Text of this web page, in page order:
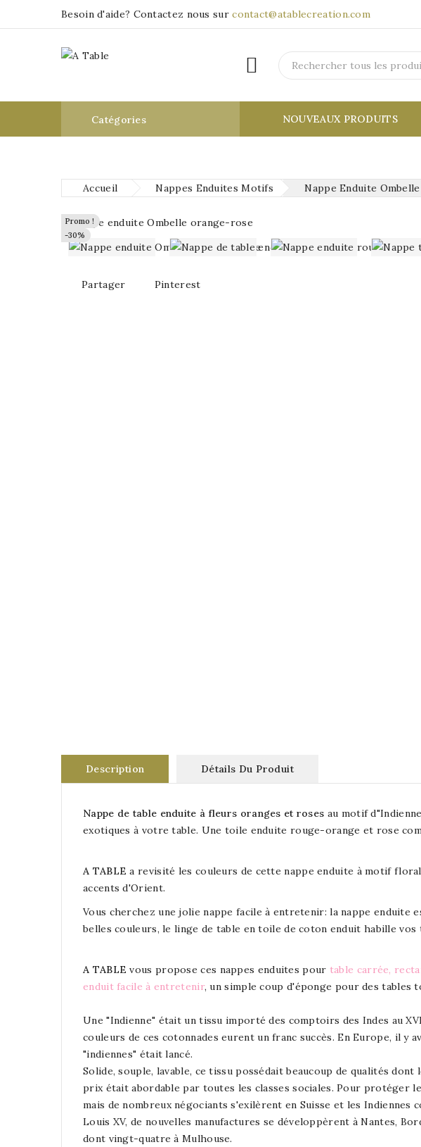
Besoin d'aide? Contactez nous surcontact@atablecreation.com

Catégories NOUVEAUX PRODUITS
Accueil Nappes Enduites Motifs Nappe Enduite
Promo !
-30%
Promo !
-30%
Partager Pinterest
Description Détails Du Produit
Nappe de table enduite à fleurs oranges et roses au motif
exotiques à votre table. Une toile enduite rouge-orange et rose
A TABLE a revisité les couleurs de cette nappe enduite à motif
accents d'Orient.
Vous cherchez une jolie nappe facile à entretenir: la nappe enduite
belles couleurs, le linge de table en toile de coton enduit habille
A TABLE vous propose ces nappes enduites pour table carrée,
enduit facile à entretenir, un simple coup d'éponge pour des tables
Une "Indienne" était un tissu importé des comptoirs des Indes au
couleurs de ces cotonnades eurent un franc succès. En Europe, il y
"indiennes" était lancé.
Solide, souple, lavable, ce tissu possédait beaucoup de qualités
prix était abordable par toutes les classes sociales. Pour protéger
mais de nombreux négociants s'exilèrent en Suisse et les
Louis XV, de nouvelles manufactures se développèrent à Nantes,
dont vingt-quatre à Mulhouse.